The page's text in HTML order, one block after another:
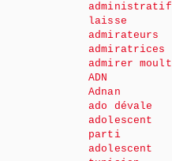
administratif
laisse
admirateurs
admiratrices
admirer moult
ADN
Adnan
ado dévale
adolescent
parti
adolescent